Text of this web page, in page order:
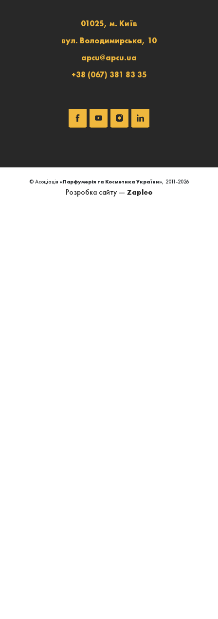
01025, м. Київ
вул. Володимирська, 10
apcu@apcu.ua
+38 (067) 381 83 35
© Асоціація «Парфумерія та Косметика України», 2011-2026
Розробка сайту — Zapleo